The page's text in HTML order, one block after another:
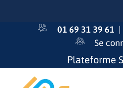
01 69 31 39 61 |
Se
Plateforme